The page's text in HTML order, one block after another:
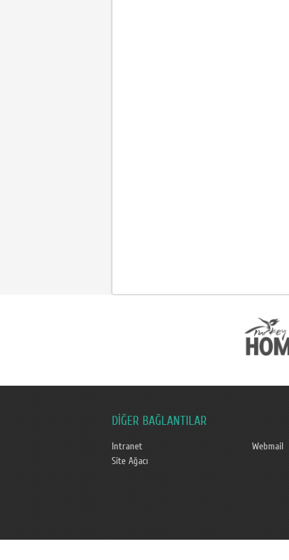
DİĞER BAĞLANTILAR
Intranet
Webmail
Site Ağacı